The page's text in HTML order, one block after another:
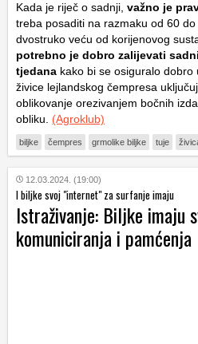
Kada je riječ o sadnji, važno je
treba posaditi na razmaku od 60
dvostruko veću od korijenovog
potrebno je dobro zalijevati
tjedana kako bi se osiguralo
živice lejlandskog čempresa
oblikovanje orezivanjem bočnih
obliku. (Agroklub)
biljke čempres grmolike biljke tuje
12.03.2024. (19:00)
I biljke svoj "internet" za surfanje imaju
Istraživanje: Biljke imaju
komuniciranja i pamćenja